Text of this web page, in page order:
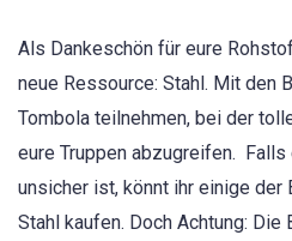
Als Dankeschön für eure
neue Ressource: Stahl. Mit den
Tombola teilnehmen, bei der
eure Truppen abzugreifen. Falls
unsicher ist, könnt ihr einige der
Stahl kaufen. Doch Achtung: Die